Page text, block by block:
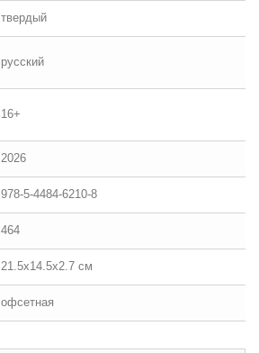
твердый
русский
16+
2026
978-5-4484-6210-8
464
21.5x14.5x2.7 см
офсетная